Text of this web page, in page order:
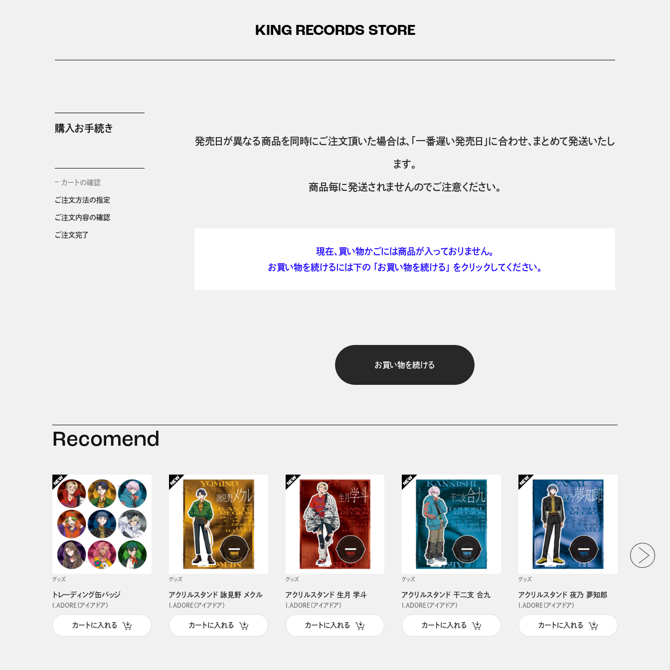
KING RECORDS STORE
購入お手続き
カートの確認
ご注文方法の指定
ご注文内容の確認
ご注文完了
発売日が異なる商品を同時にご注文頂いた場合は、「一番遅い発売日」に合わせ、まとめて発送いたし
ます。
商品毎に発送されませんのでご注意ください。
現在、買い物かごには商品が入っておりません。
お買い物を続けるには下の 「お買い物を続ける」 をクリックしてください。
お買い物を続ける
Recomend
グッズ
トレーディング缶バッジ
I.ADORE（アイアドア）
カートに入れる
グッズ
アクリルスタンド 詠見野 メクル
I.ADORE（アイアドア）
カートに入れる
グッズ
アクリルスタンド 生月 学斗
I.ADORE（アイアドア）
カートに入れる
グッズ
アクリルスタンド 干二支 合九
I.ADORE（アイアドア）
カートに入れる
グッズ
アクリルスタンド 夜乃 夢知郎
I.ADORE（アイアドア）
カートに入れる